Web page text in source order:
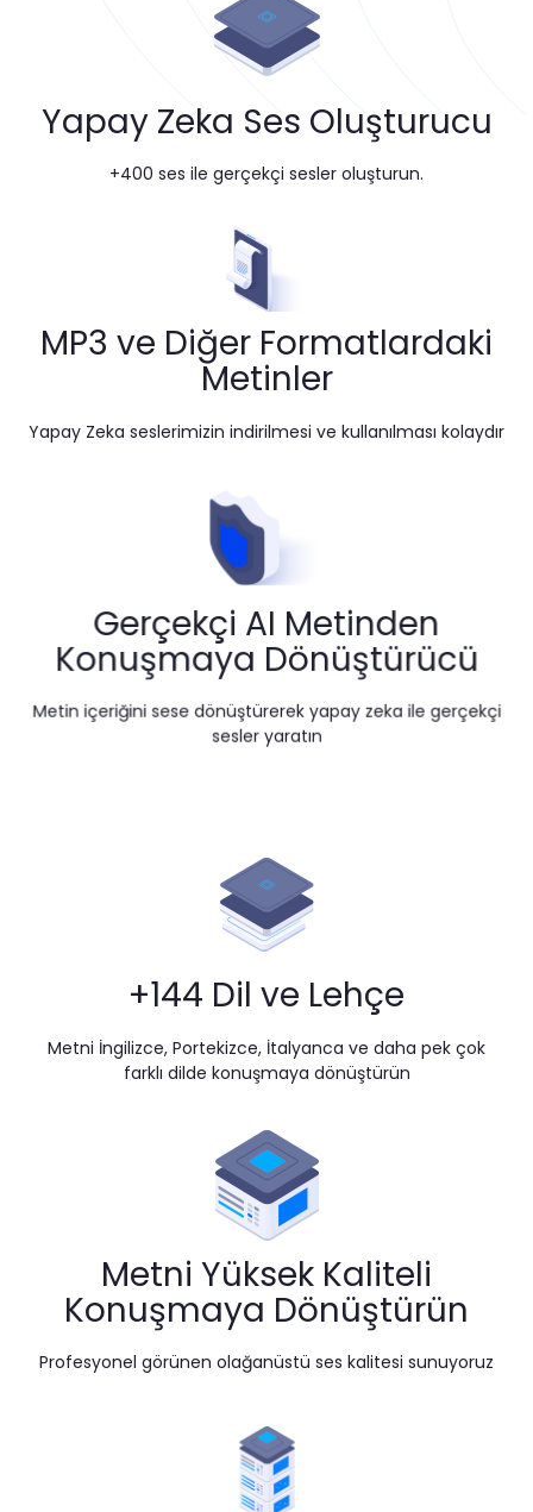
Yapay Zeka Ses Oluşturucu
+400 ses ile gerçekçi sesler oluşturun.
MP3 ve Diğer Formatlardaki
Metinler
Yapay Zeka seslerimizin indirilmesi ve kullanılması kolaydır
Gerçekçi AI Metinden
Konuşmaya Dönüştürücü
Metin içeriğini sese dönüştürerek yapay zeka ile gerçekçi
sesler yaratın
+144 Dil ve Lehçe
Metni İngilizce, Portekizce, İtalyanca ve daha pek çok
farklı dilde konuşmaya dönüştürün
Metni Yüksek Kaliteli
Konuşmaya Dönüştürün
Profesyonel görünen olağanüstü ses kalitesi sunuyoruz